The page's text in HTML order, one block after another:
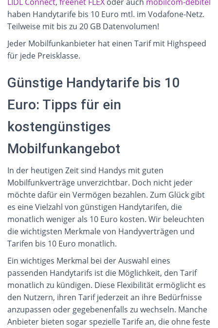
haben Handytarife bis 10 Euro mtl. im Vodafone-Netz.
Teilweise mit bis zu 20 GB Datenvolumen!
Jeder Mobilfunkanbieter hat einen Tarif mit Highspeed
für jede Preisklasse.
Günstige Handytarife bis 10
Euro: Tipps für ein
kostengünstiges
Mobilfunkangebot
In der heutigen Zeit sind Handys mit guten
Mobilfunkverträge unverzichtbar. Doch nicht jeder
möchte dafür ein Vermögen bezahlen. Zum Glück gibt
es eine Vielzahl von günstigen Handytarifen, die
monatlich weniger als 10 Euro kosten. Wir beleuchten
die wichtigsten Merkmale von Handyverträgen und
Tarifen bis 10 Euro monatlich.
Ein wichtiges Merkmal bei der Auswahl eines
passenden Handytarifs ist die Möglichkeit, den Tarif
monatlich zu kündigen. Diese Flexibilität ermöglicht es
den Nutzern, ihren Tarif jederzeit an ihre Bedürfnisse
anzupassen oder gegebenenfalls zu wechseln. Manche
Anbieter bieten sogar spezielle Tarife an, die ohne feste